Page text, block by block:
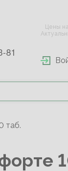
Цены
81
таб.